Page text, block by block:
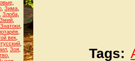
,
Зима
Злоба,
Змий
Знатоки
век
Зоя
,
Tags: